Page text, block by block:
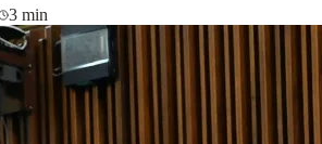
3 min